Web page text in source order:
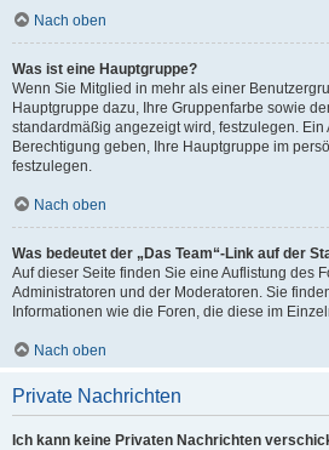
Nach oben
Was ist eine Hauptgruppe?
Wenn Sie Mitglied in mehr als einer
Hauptgruppe dazu, Ihre Gruppenfarbe sowie
standardmäßig angezeigt wird, festzulegen.
Berechtigung geben, Ihre Hauptgruppe im
festzulegen.
Nach oben
Was bedeutet der „Das Team“-Link auf der
Auf dieser Seite finden Sie eine Auflistung des
Administratoren und der Moderatoren. Sie
Informationen wie die Foren, die diese im
Nach oben
Private Nachrichten
Ich kann keine Privaten Nachrichten